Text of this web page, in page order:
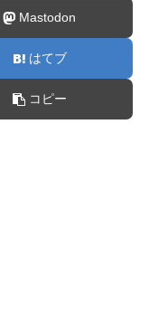
Mastodon
はてブ
コピー